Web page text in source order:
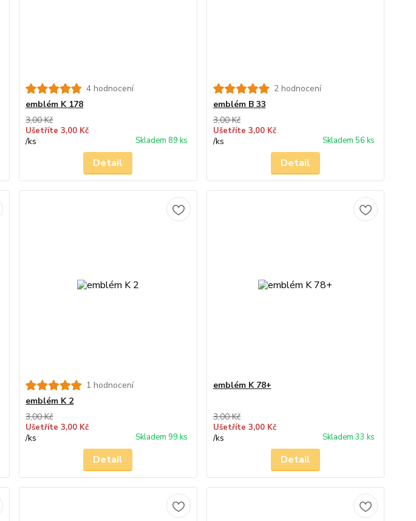
4 hodnocení
emblém K 178
3,00 Kč
Ušetříte 3,00 Kč
/ks Skladem 89 ks
Detail
2 hodnocení
emblém B 33
3,00 Kč
Ušetříte 3,00 Kč
/ks Skladem 56 ks
Detail
1 hodnocení
emblém K 2
3,00 Kč
Ušetříte 3,00 Kč
/ks Skladem 99 ks
Detail
emblém K 78+
3,00 Kč
Ušetříte 3,00 Kč
/ks Skladem 33 ks
Detail